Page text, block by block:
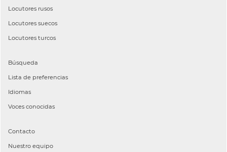
Locutores rusos
Locutores suecos
Locutores turcos
Búsqueda
Lista de preferencias
Idiomas
Voces conocidas
Contacto
Nuestro equipo